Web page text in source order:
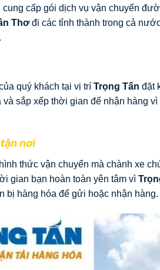
cung cấp gói dịch vụ vận chuyển
Thơđi các tỉnh thành trong cả
quý khách tại vị trí Trọng Tấn đặt
sắp xếp thời gian để nhận hàng
nơi
thức vận chuyển mà chành xe
gian bạn hoàn toàn yên tâm vì
bị hàng hóa để gửi hoặc nhận hàng.